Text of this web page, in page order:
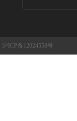
沪ICP备12024558号